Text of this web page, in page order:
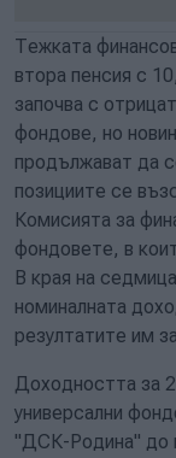
Тежката
втора пенсия с
започва с
фондове, но
продължават да
позициите се
Комисията за
фондовете, в
В края на
номиналната
резултатите им
Доходността за
универсални
"ДСК-Родина" до